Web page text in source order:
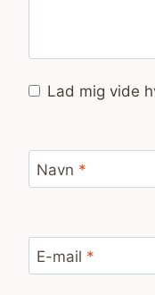
Lad mig vide
Navn *
E-mail *